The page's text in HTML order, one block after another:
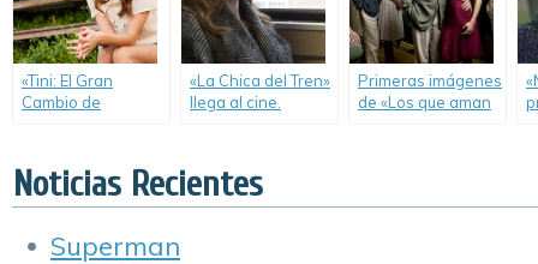
«Tini: El Gran
Cambio de
«La Chica del Tren»
llega al cine.
Primeras imágenes
de «Los que aman
Noticias Recientes
Superman